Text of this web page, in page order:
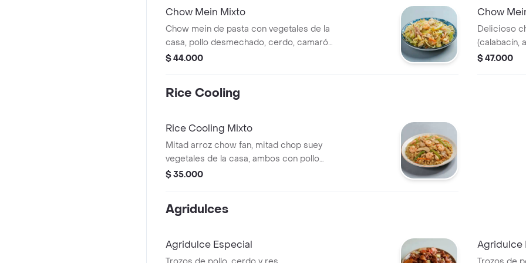
Chow Mein Mixto
Chow mein de pasta con vegetales de la
casa, pollo desmechado, cerdo, camarón,
3 huevos de codorniz y tamaño a elegir.
$ 44.000
Chow
Delicioso
(calabacín,
pollo, cerdo
$ 47.000
Rice Cooling
Rice Cooling Mixto
Mitad arroz chow fan, mitad chop suey
vegetales de la casa, ambos con pollo
desmechado, cerdo, camarón y tamaño a
$ 35.000
Agridulces
Agridulce Especial Agridulce